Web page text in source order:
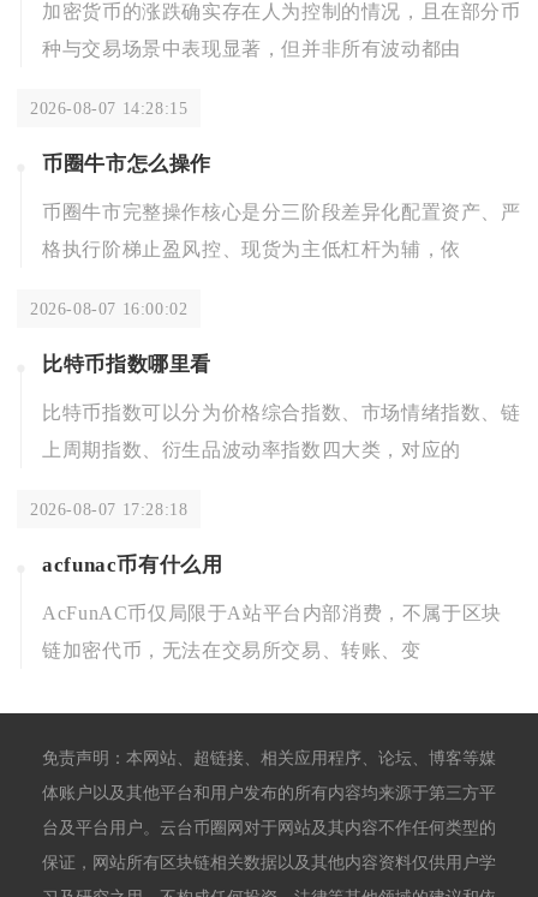
加密货币的涨跌确实存在人为控制的情况，且在部分币
种与交易场景中表现显著，但并非所有波动都由
2026-08-07 14:28:15
币圈牛市怎么操作
币圈牛市完整操作核心是分三阶段差异化配置资产、严
格执行阶梯止盈风控、现货为主低杠杆为辅，依
2026-08-07 16:00:02
比特币指数哪里看
比特币指数可以分为价格综合指数、市场情绪指数、链
上周期指数、衍生品波动率指数四大类，对应的
2026-08-07 17:28:18
acfunac币有什么用
AcFunAC币仅局限于A站平台内部消费，不属于区块
链加密代币，无法在交易所交易、转账、变
免责声明：本网站、超链接、相关应用程序、论坛、博客等媒
体账户以及其他平台和用户发布的所有内容均来源于第三方平
台及平台用户。云台币圈网对于网站及其内容不作任何类型的
保证，网站所有区块链相关数据以及其他内容资料仅供用户学